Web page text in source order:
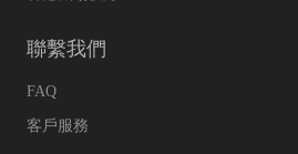
聯繫我們
FAQ
客戶服務